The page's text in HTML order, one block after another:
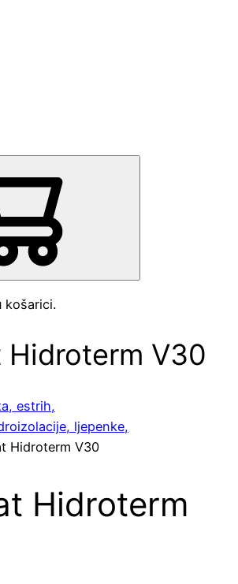
košarici.
Hidroterm V30
estrih,
ljepenke,
Hidroterm V30
Hidroterm